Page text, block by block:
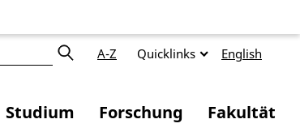
A-Z Quicklinks English
Studium Forschung Fakultät